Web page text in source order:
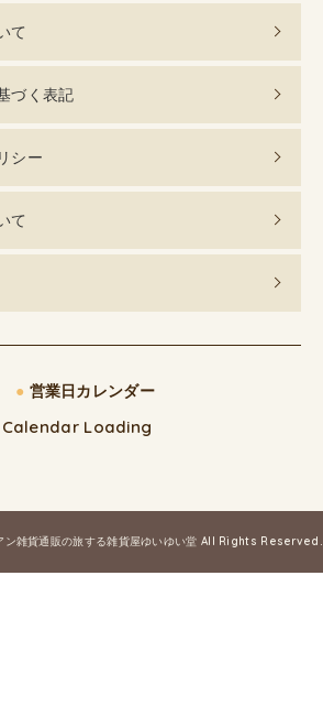
て
づく表記
シー
て
● 営業日カレンダー
Calendar Loading
ン雑貨通販の旅する雑貨屋ゆいゆい堂 All Rights Reserved.